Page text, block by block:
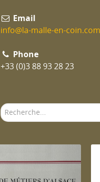
Email
info@la-malle-en-coin.com
Phone
+33 (0)3 88 93 28 23
Rechercher